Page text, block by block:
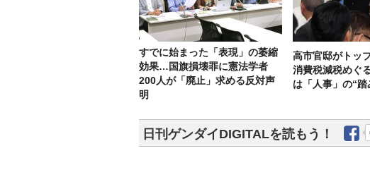
すでに始まった「表現」の萎縮
効果…国旗損壊罪に憲法学者
200人が「廃止」求める反対声
明
高市官邸がトッ
消費税減税めぐ
は「人事」の“踏
日刊ゲンダイDIGITALを読もう！